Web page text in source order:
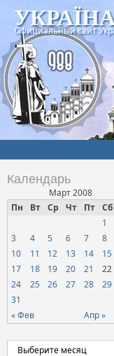
Официальный сайт
Календарь
Март 2008
Пн
Вт Ср Чт Пт Сб
« Фев Апр »
1
3
4 5 6 7 8
10
11 12 13 14 15
17
18 19 20 21 22
24
25 26 27 28 29
31